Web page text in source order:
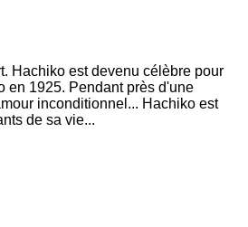
Hachiko est devenu célèbre pour
en 1925. Pendant près d'une
inconditionnel... Hachiko est
de sa vie...